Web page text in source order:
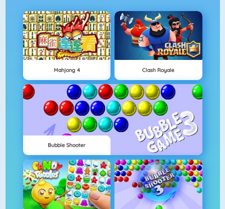
Mahjong 4 Clash Royale
Bubble Shooter